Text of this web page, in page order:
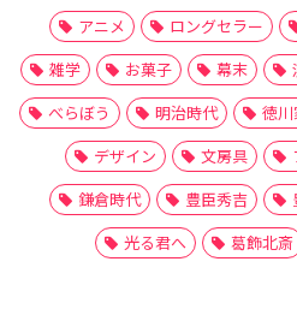
アニメ
ロングセラー
雑学
お菓子 幕末
べらぼう
明治時代 徳
デザイン
文房具
鎌倉時代
豊臣秀吉
光る君へ
葛飾北斎